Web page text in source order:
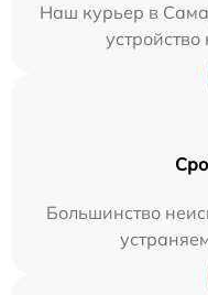
Наш курьер в
Большинство